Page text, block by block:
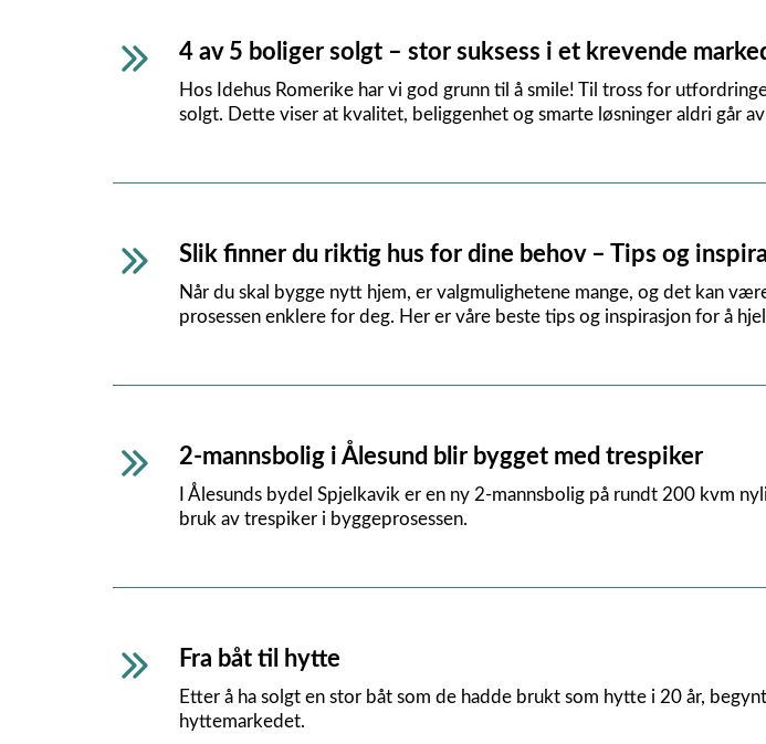
4 av 5 boliger solgt – stor suksess i et krevende
Hos Idehus Romerike har vi god grunn til å smile! Til tross for
solgt. Dette viser at kvalitet, beliggenhet og smarte løsninger aldri går
Slik finner du riktig hus for dine behov – Tips og
Når du skal bygge nytt hjem, er valgmulighetene mange, og det kan
prosessen enklere for deg. Her er våre beste tips og inspirasjon for å
2-mannsbolig i Ålesund blir bygget med trespiker
I Ålesunds bydel Spjelkavik er en ny 2-mannsbolig på rundt 200 kvm
bruk av trespiker i byggeprosessen.
Fra båt til hytte
Etter å ha solgt en stor båt som de hadde brukt som hytte i 20 år,
hyttemarkedet.